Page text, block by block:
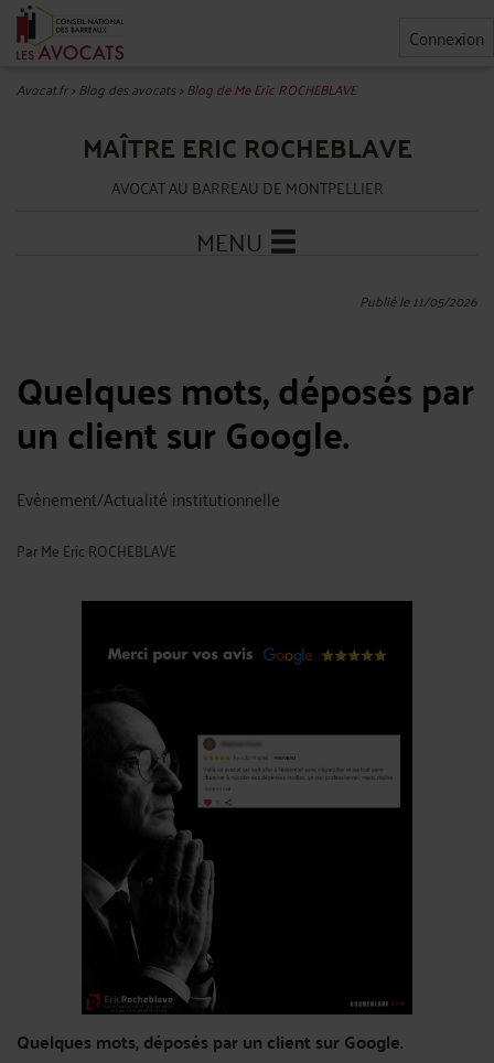
Connexion
Avocat.fr>Blog des avocats>Blog de Me Eric ROCHEBLAVE
MAÎTRE ERIC ROCHEBLAVE
AVOCAT AU BARREAU DE MONTPELLIER
MENU
Publié le 11/05/2026
Quelques mots, déposés par
un client sur Google.
Evènement/Actualité institutionnelle
ParMe Eric ROCHEBLAVE
Quelques mots, déposés par un client sur Google.